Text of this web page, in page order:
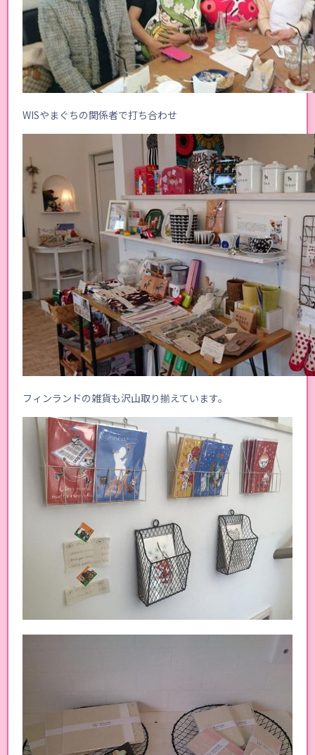
WISやまぐちの関係者で打ち合わせ
フィンランドの雑貨も沢山取り揃えています。